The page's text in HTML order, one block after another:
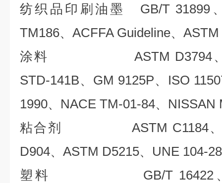
纺织品印刷油墨 GB/T 31899、
TM186、ACFFA Guideline、
涂料 ASTM D3794、
STD-141B、GM 9125P、ISO
1990、NACE TM-01-84、NISSAN
粘合剂 ASTM C1184、
D904、ASTM D5215、UNE 104-
塑料 GB/T 16422、